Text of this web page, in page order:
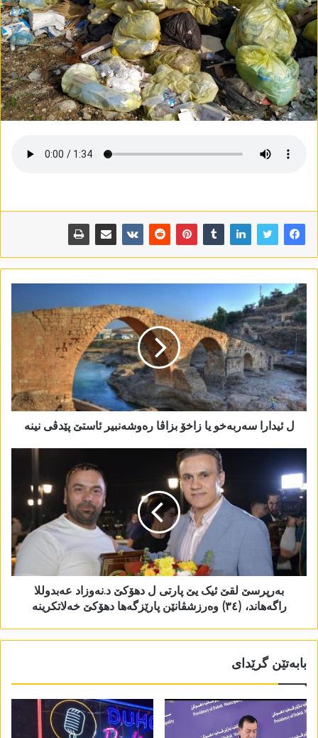
ل ئیدارا سەربەخو یا زاخۆ بزاڤا رەوشەنبیر ئاستێ پێدڤی نینە
بەرپرسێ لقێ ئیک یێ پارتی ل دھۆکێ د.نەوزاد عەبدوللا
راگەھاند، (٣٤) وەرزشڤانێن پارێزگەھا دھۆکێ خەلاتکرینە
بابەتێن گرێدای